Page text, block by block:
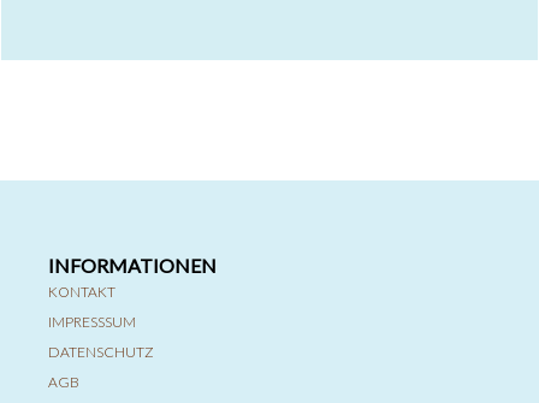
INFORMATIONEN
KONTAKT
IMPRESSSUM
DATENSCHUTZ
AGB